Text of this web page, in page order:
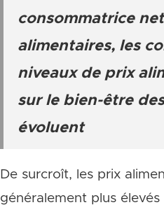
consommatrice
alimentaires, les
niveaux de prix
sur le bien-être
évoluent
De surcroît, les prix
généralement plus élevés